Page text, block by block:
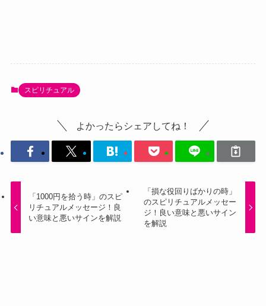
スピリチュアル
よかったらシェアしてね！
「1000円を拾う時」のスピ
リチュアルメッセージ！良
い意味と悪いサインを解説
「損な役回りばかりの時」
のスピリチュアルメッセー
ジ！良い意味と悪いサイン
を解説